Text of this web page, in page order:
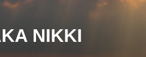
NIKKI